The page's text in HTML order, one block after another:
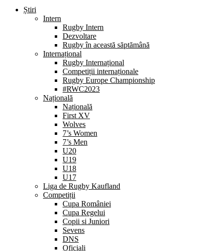
Știri
Intern
Rugby Intern
Dezvoltare
Rugby în această săptămână
Internațional
Rugby Internațional
Competiții internaționale
Rugby Europe Championship
#RWC2023
Națională
Națională
First XV
Wolves
7’s Women
7’s Men
U20
U19
U18
U17
Liga de Rugby Kaufland
Competiții
Cupa României
Cupa Regelui
Copii si Juniori
Sevens
DNS
Oficiali